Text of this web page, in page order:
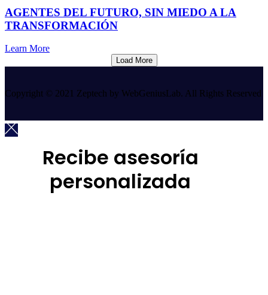
AGENTES DEL FUTURO, SIN MIEDO A LA
TRANSFORMACIÓN
Learn More
Load More
Copyright © 2021 Zeptech by WebGeniusLab. All Rights Reserved
Recibe asesoría
personalizada